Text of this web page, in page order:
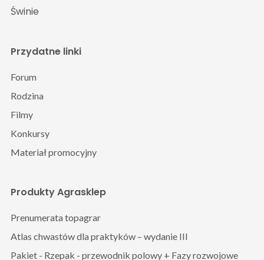
Świnie
Produkty Agrasklep
Prenumerata topagrar
Atlas chwastów dla praktyków – wydanie III
Pakiet - Rzepak - przewodnik polowy + Fazy rozwojowe
Przydatne linki
Forum
Rodzina
Filmy
Konkursy
Materiał promocyjny